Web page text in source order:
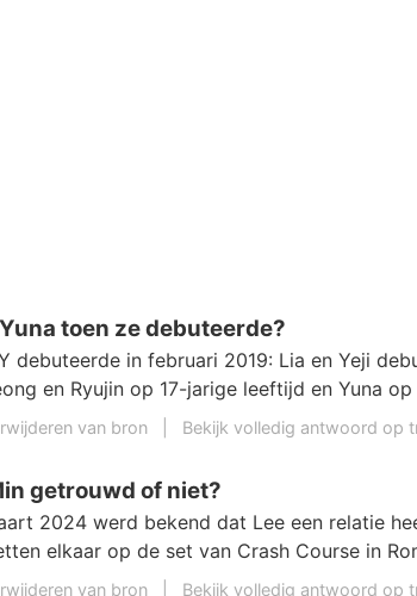
toen ze debuteerde?
debuteerde in februari 2019: Lia en Yeji
en Ryujin op 17-jarige leeftijd en Yuna
van bron Bekijk volledig antwoord op
getrouwd of niet?
2024 werd bekend dat Lee een relatie
elkaar op de set van Crash Course in
van bron Bekijk volledig antwoord op